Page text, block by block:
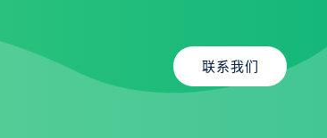
联系我们